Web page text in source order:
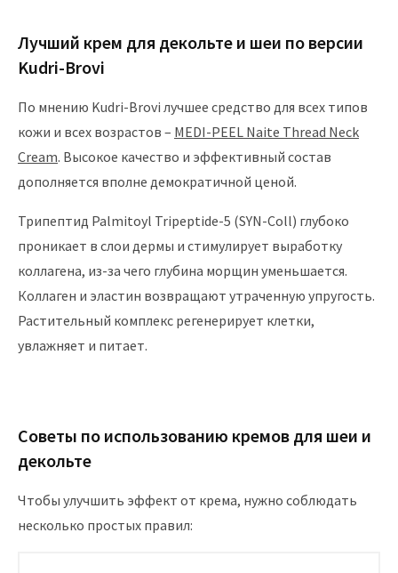
Лучший крем для декольте и шеи по версии
Kudri-Brovi
По мнению Kudri-Brovi лучшее средство для всех типов
кожи и всех возрастов – MEDI-PEEL Naite Thread Neck
Cream. Высокое качество и эффективный состав
дополняется вполне демократичной ценой.
Трипептид Palmitoyl Tripeptide-5 (SYN-Coll) глубоко
проникает в слои дермы и стимулирует выработку
коллагена, из-за чего глубина морщин уменьшается.
Коллаген и эластин возвращают утраченную упругость.
Растительный комплекс регенерирует клетки,
увлажняет и питает.
Советы по использованию кремов для шеи и
декольте
Чтобы улучшить эффект от крема, нужно соблюдать
несколько простых правил: